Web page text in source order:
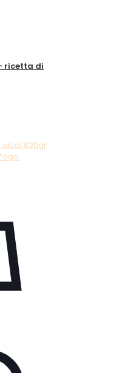
ricetta di